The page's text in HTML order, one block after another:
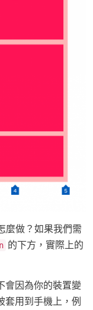
麼做？如果我們需
的下方，實際上的
會因為你的裝置變
套用到手機上，例